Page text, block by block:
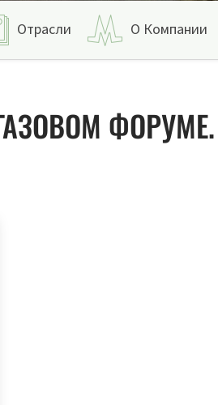
Отрасли О Компании
ФОРУМЕ.